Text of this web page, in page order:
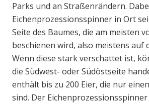
Parks und an Straßenrändern.
Eichenprozessionsspinner in Ort
Seite des Baumes, die am meisten
beschienen wird, also meistens auf
Wenn diese stark verschattet ist,
die Südwest- oder Südöstseite
enthält bis zu 200 Eier, die nur
sind. Der